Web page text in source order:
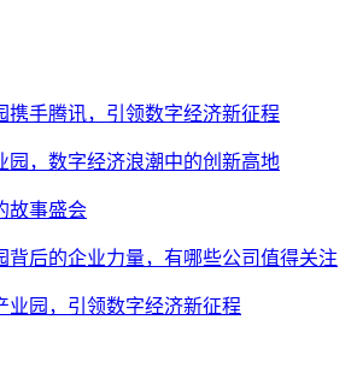
携手腾讯，引领数字经济新征程
园，数字经济浪潮中的创新高地
故事盛会
背后的企业力量，有哪些公司值得关注
业园，引领数字经济新征程